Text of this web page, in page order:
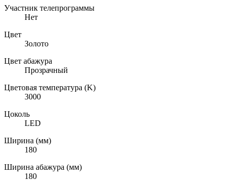
Участник телепрограммы
Нет
Цвет
Золото
Цвет абажура
Прозрачный
Цветовая температура (K)
3000
Цоколь
LED
Ширина (мм)
180
Ширина абажура (мм)
180